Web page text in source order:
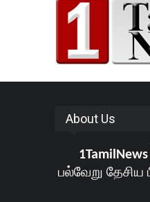
About Us
1TamilNews
பல்வேறு தேசிய